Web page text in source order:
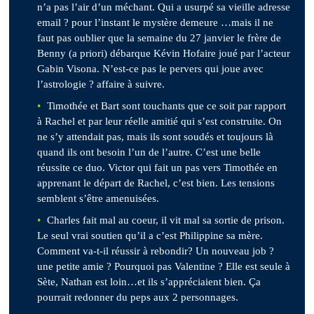
n’a pas l’air d’un méchant. Qui a usurpé sa vieille adresse
email ? pour l’instant le mystère demeure …mais il ne
faut pas oublier que la semaine du 27 janvier le frère de
Benny (a priori) débarque Kévin Hofaire joué par l’acteur
Gabin Visona. N’est-ce pas le pervers qui joue avec
l’astrologie ? affaire à suivre.
Timothée et Bart sont touchants que ce soit par rapport
à Rachel et par leur réelle amitié qui s’est construite. On
ne s’y attendait pas, mais ils sont soudés et toujours là
quand ils ont besoin l’un de l’autre. C’est une belle
réussite ce duo. Victor qui fait un pas vers Timothée en
apprenant le départ de Rachel, c’est bien. Les tensions
semblent s’être amenuisées.
Charles fait mal au coeur, il vit mal sa sortie de prison.
Le seul vrai soutien qu’il a c’est Philippine sa mère.
Comment va-t-il réussir à rebondir? Un nouveau job ?
une petite amie ? Pourquoi pas Valentine ? Elle est seule à
Sète, Nathan est loin…et ils s’appréciaient bien. Ça
pourrait redonner du peps aux 2 personnages.